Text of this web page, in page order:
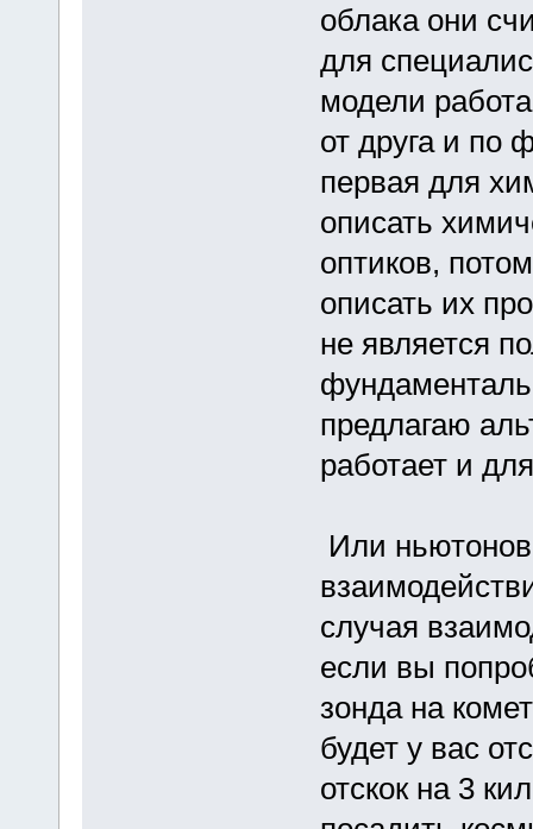
облака они
для
модели
от друга и по
первая для
описать
оптиков,
описать их
не является
предлагаю
работает и
Или
случая
если вы
зонда на
будет у вас
отскок на 3